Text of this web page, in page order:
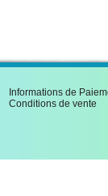
Informations de
Conditions de vente